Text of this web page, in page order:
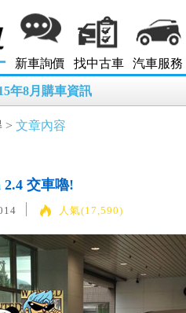
新車詢價 找中古車 汽車服務
年8月購車資訊
> 文章內容
2.4 交車嚕!
人氣(17,590)